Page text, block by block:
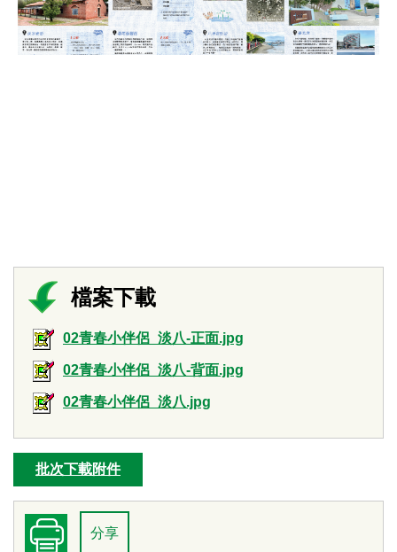
02青春小伴侶_淡八-正面.jpg
02青春小伴侶_淡八-背面.jpg
02青春小伴侶_淡八.jpg
批次下載附件
分享